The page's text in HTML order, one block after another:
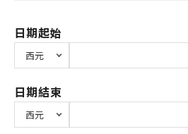
日期起始
日期結束